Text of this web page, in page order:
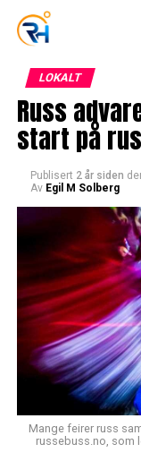
LOKALT
Russ
start på
Publisert 2 år siden
Av Egil M Solberg
Mange feirer russ
russebuss.no, som